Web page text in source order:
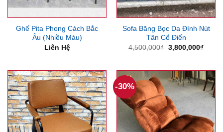
Ghế Pita Phong Cách Bắc
Âu (Nhiều Màu)
Liên Hệ
Sofa Băng Bọc Da Đính Nút
Tân Cổ Điển
4,500,000₫ Giá
3,800,000₫Giá
-30%